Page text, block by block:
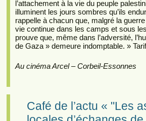
l’attachement à la vie du peuple
illuminent les jours sombres qu’ils
rappelle à chacun que, malgré la
vie continue dans les camps et sous
prouve que, même dans l’adversité,
de Gaza » demeure indomptable. »
Au cinéma Arcel – Corbeil-Essonnes
Café de l’actu « "Les